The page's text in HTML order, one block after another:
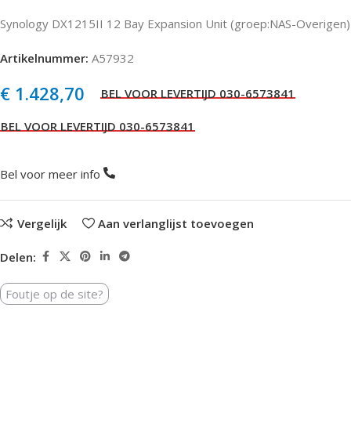
Synology DX1215II 12 Bay Expansion Unit (groep:NAS-Overigen)
Artikelnummer: A57932
€ 1.428,70
Bel voor meer info
Vergelijk Aan verlanglijst toevoegen
Delen:
Foutje op de site?